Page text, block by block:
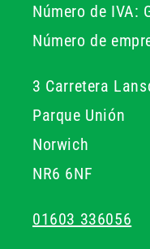
Número de IVA:
Número de
3 Carretera
Parque Unión
Norwich
NR6 6NF
01603 336056